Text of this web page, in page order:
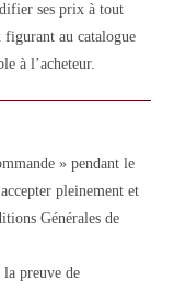
ses prix à tout
au catalogue
à l’acheteur.
» pendant le
pleinement et
Générales de
preuve de